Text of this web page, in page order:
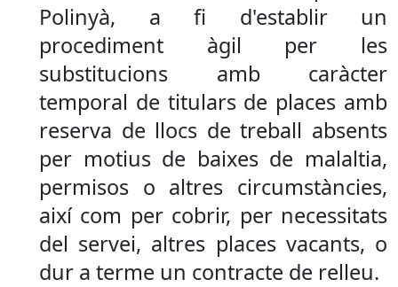
Polinyà, a fi d'establir un
procediment àgil per les
substitucions amb caràcter
temporal de titulars de places amb
reserva de llocs de treball absents
per motius de baixes de malaltia,
permisos o altres circumstàncies,
així com per cobrir, per necessitats
del servei, altres places vacants, o
dur a terme un contracte de relleu.